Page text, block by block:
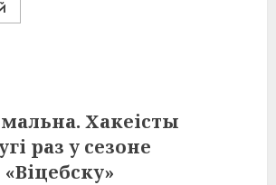
Хакеісты
раз у сезоне